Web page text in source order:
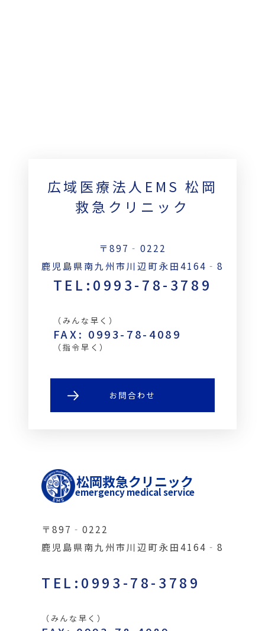
広域医療法人EMS 松岡
救急クリニック
〒897‐0222
鹿児島県南九州市川辺町永田4164‐8
TEL:0993-78-3789
（みんな早く）
FAX: 0993-78-4089
（指令早く）
お問合わせ
松岡救急クリニック
emergency medical service
〒897‐0222
鹿児島県南九州市川辺町永田4164‐8
TEL:0993-78-3789
（みんな早く）